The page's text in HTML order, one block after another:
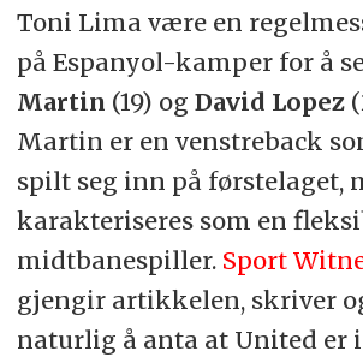
Toni Lima være en
på Espanyol-kamper for å
Martin (19) og David Lopez
Martin er en venstreback
spilt seg inn på førstelaget,
karakteriseres som en
midtbanespiller. Sport
gjengir artikkelen, skriver
naturlig å anta at United er